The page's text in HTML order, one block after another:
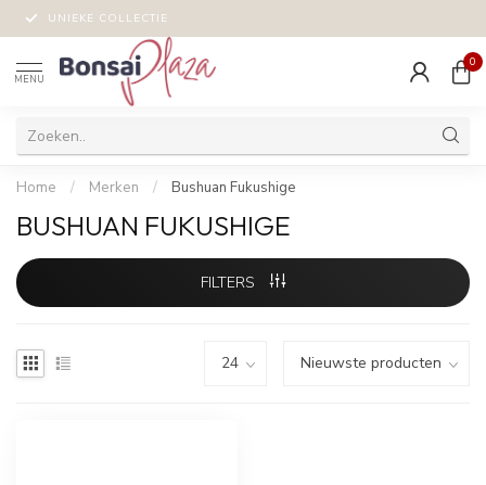
UNIEKE COLLECTIE
MENU
0
Home / Merken / Bushuan Fukushige
BUSHUAN FUKUSHIGE
FILTERS